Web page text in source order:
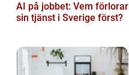
AI på jobbet: Vem förlorar
sin tjänst i Sverige först?